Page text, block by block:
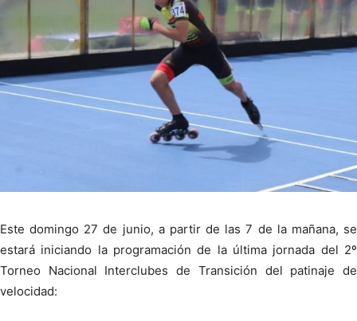
Este domingo 27 de junio, a partir de las 7 de la mañana, se
estará iniciando la programación de la última jornada del 2º
Torneo Nacional Interclubes de Transición del patinaje de
velocidad: